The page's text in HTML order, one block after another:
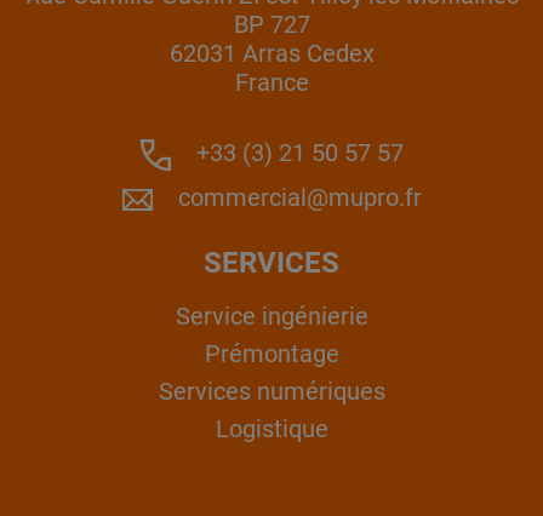
BP 727
62031 Arras Cedex
France
+33 (3) 21 50 57 57
commercial@mupro.fr
SERVICES
Service ingénierie
Prémontage
Services numériques
Logistique